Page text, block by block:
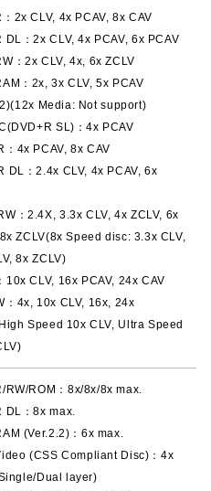
2x CLV, 4x PCAV, 8x CAV
DL：2x CLV, 4x PCAV, 6x PCAV
：2x CLV, 4x, 6x ZCLV
：2x, 3x CLV, 5x PCAV
Media: Not support)
SL)：4x PCAV
：4x PCAV, 8x CAV
DL：2.4x CLV, 4x PCAV, 6x
：2.4X, 3.3x CLV, 4x ZCLV, 6x
ZCLV(8x Speed disc: 3.3x CLV,
8x ZCLV)
10x CLV, 16x PCAV, 24x CAV
：4x, 10x CLV, 16x, 24x
Speed 10x CLV, Ultra Speed
RW/ROM：8x/8x/8x max.
DL：8x max.
(Ver.2.2)：6x max.
(CSS Compliant Disc)：4x
Dual layer)